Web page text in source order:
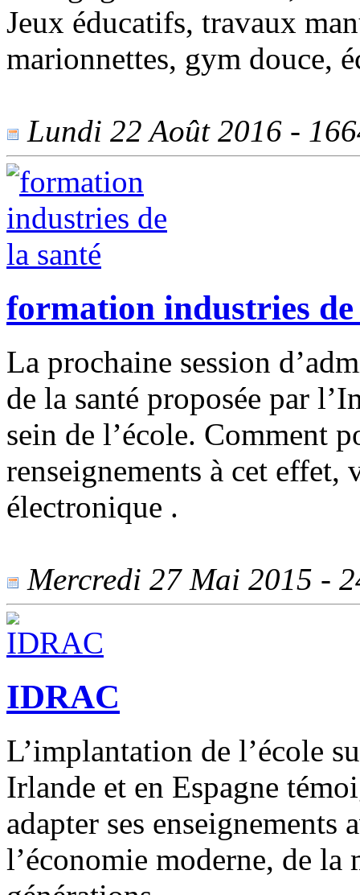
Jeux éducatifs, travaux
marionnettes, gym douce,
Lundi 22 Août 2016 -
formation industries de
La prochaine session
de la santé proposée par
sein de l’école. Comment
renseignements à cet
électronique .
Mercredi 27 Mai 2015 -
IDRAC
L’implantation de l’école
Irlande et en Espagne
adapter ses enseignements
l’économie moderne, de la